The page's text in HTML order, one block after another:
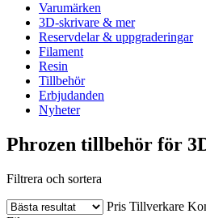
Varumärken
3D-skrivare & mer
Reservdelar & uppgraderingar
Filament
Resin
Tillbehör
Erbjudanden
Nyheter
Phrozen tillbehör för
Filtrera och sortera
Pris Tillverkare